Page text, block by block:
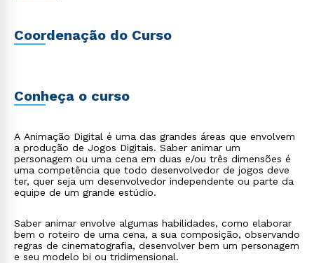
- EAD 100% on-line pretende-se estudar os princípios
básicos para animação em duas e três dimensões. Serão
Coordenação do Curso
Conheça o curso
A Animação Digital é uma das grandes áreas que envolvem
a produção de Jogos Digitais. Saber animar um
personagem ou uma cena em duas e/ou três dimensões é
uma competência que todo desenvolvedor de jogos deve
ter, quer seja um desenvolvedor independente ou parte da
equipe de um grande estúdio.
Saber animar envolve algumas habilidades, como elaborar
bem o roteiro de uma cena, a sua composição, observando
regras de cinematografia, desenvolver bem um personagem
e seu modelo bi ou tridimensional.